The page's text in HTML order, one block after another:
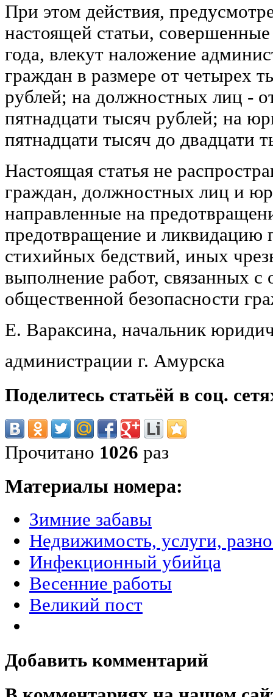
При этом действия,
настоящей статьи,
года, влекут наложение
граждан в размере от четырех
рублей; на должностных лиц -
пятнадцати тысяч рублей; на
пятнадцати тысяч до двадцати
Настоящая статья не
граждан, должностных лиц и
направленные на
предотвращение и ликвидацию
стихийных бедствий, иных
выполнение работ, связанных
общественной безопасности
Е. Вараксина, начальник
администрации г. Амурска
Поделитесь статьёй в соц.
Прочитано 1026 раз
Материалы номера:
Зимние забавы
Недвижимость, услуги,
Инфекционный убийца
Весенние работы
Великий пост
Добавить комментарий